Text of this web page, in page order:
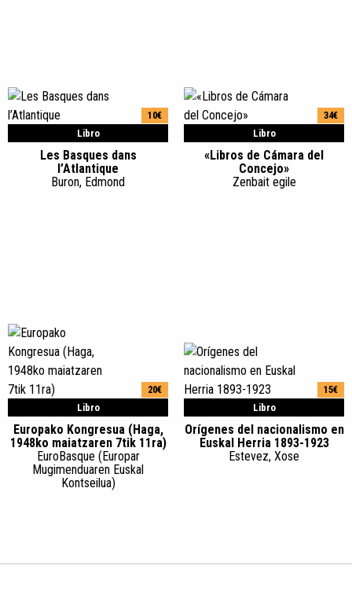
Libro
10€
Les Basques dans
l’Atlantique
Buron, Edmond
Libro
34€
«Libros de Cámara del
Concejo»
Zenbait egile
Libro
20€
Europako Kongresua (Haga,
1948ko maiatzaren 7tik 11ra)
EuroBasque (Europar
Mugimenduaren Euskal
Kontseilua)
Libro
15€
Orígenes del nacionalismo en
Euskal Herria 1893-1923
Estevez, Xose